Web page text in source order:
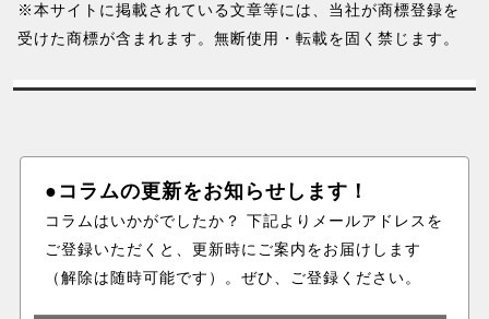
※本サイトに掲載されている文章等には、当社が商標登録を
受けた商標が含まれます。無断使用・転載を固く禁じます。
●コラムの更新をお知らせします！
コラムはいかがでしたか？ 下記よりメールアドレスを
ご登録いただくと、更新時にご案内をお届けします
（解除は随時可能です）。ぜひ、ご登録ください。